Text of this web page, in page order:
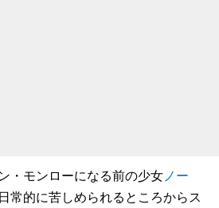
・モンローになる前の少女ノー
常的に苦しめられるところからス